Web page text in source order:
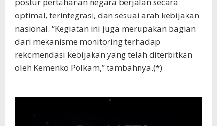
optimal, terintegrasi, dan sesuai arah kebijakan
nasional. “Kegiatan ini juga merupakan bagian
dari mekanisme monitoring terhadap
rekomendasi kebijakan yang telah diterbitkan
oleh Kemenko Polkam,” tambahnya.(*)